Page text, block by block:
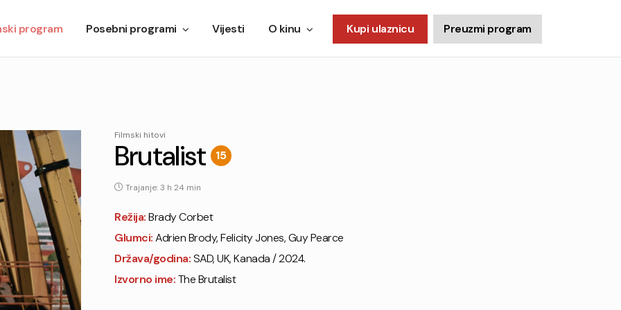
program Posebni programi Vijesti O kinu Kupi ulaznicu Preuzmi program
Filmski hitovi
Brutalist 15
Trajanje: 3 h 24 min
Režija:Brady Corbet
Glumci:Adrien Brody, Felicity Jones, Guy Pearce
Država/godina:SAD, UK, Kanada / 2024.
Izvorno ime:The Brutalist